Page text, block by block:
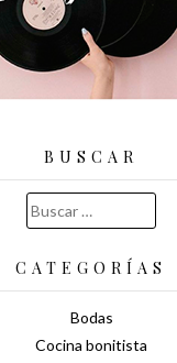
BUSCAR
Buscar:
CATEGORÍAS
Bodas
Cocina bonitista